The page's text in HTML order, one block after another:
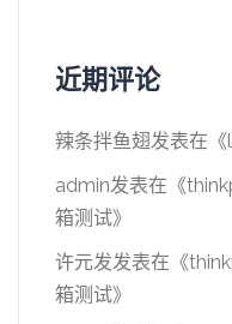
近期评论
辣条拌鱼翅发表在《
admin发表在《
箱测试》
许元发发表在《
箱测试》